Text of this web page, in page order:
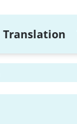
Translation